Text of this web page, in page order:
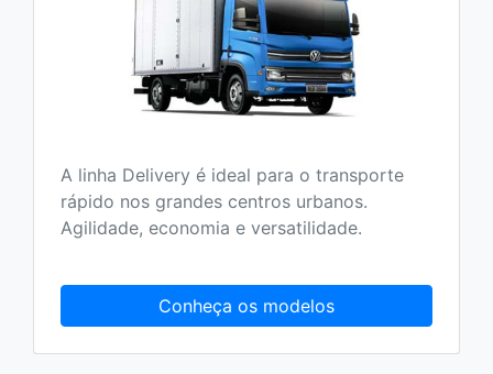
A linha Delivery é ideal para o transporte
rápido nos grandes centros urbanos.
Agilidade, economia e versatilidade.
Conheça os modelos